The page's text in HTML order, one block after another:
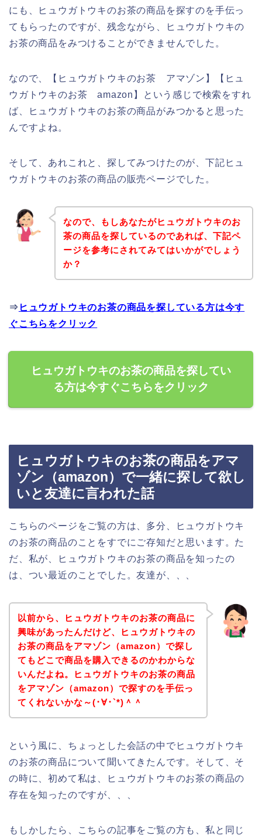
にも、ヒュウガトウキのお茶の商品を探すのを手伝っ
てもらったのですが、残念ながら、ヒュウガトウキの
お茶の商品をみつけることができませんでした。
なので、【ヒュウガトウキのお茶 アマゾン】【ヒュ
ウガトウキのお茶 amazon】という感じで検索をすれ
ば、ヒュウガトウキのお茶の商品がみつかると思った
んですよね。
そして、あれこれと、探してみつけたのが、下記ヒュ
ウガトウキのお茶の商品の販売ページでした。
なので、もしあなたがヒュウガトウキのお
茶の商品を探しているのであれば、下記ペ
ージを参考にされてみてはいかがでしょう
か？
⇒ ヒュウガトウキのお茶の商品を探している方は今す
ぐこちらをクリック
ヒュウガトウキのお茶の商品を探してい
る方は今すぐこちらをクリック
ヒュウガトウキのお茶の商品をアマ
ゾン（amazon）で一緒に探して欲し
いと友達に言われた話
こちらのページをご覧の方は、多分、ヒュウガトウキ
のお茶の商品のことをすでにご存知だと思います。た
だ、私が、ヒュウガトウキのお茶の商品を知ったの
は、つい最近のことでした。友達が、、、
以前から、ヒュウガトウキのお茶の商品に
興味があったんだけど、ヒュウガトウキの
お茶の商品をアマゾン（amazon）で探し
てもどこで商品を購入できるのかわからな
いんだよね。ヒュウガトウキのお茶の商品
をアマゾン（amazon）で探すのを手伝っ
てくれないかな～(･∀･`*)＾＾
という風に、ちょっとした会話の中でヒュウガトウキ
のお茶の商品について聞いてきたんです。そして、そ
の時に、初めて私は、ヒュウガトウキのお茶の商品の
存在を知ったのですが、、、
もしかしたら、こちらの記事をご覧の方も、私と同じ